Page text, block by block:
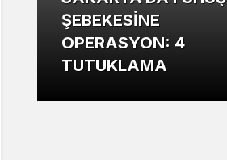
ŞEBEKESİNE
OPERASYON: 4
TUTUKLAMA